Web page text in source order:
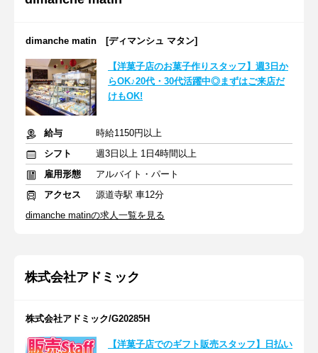
dimanche matin [ディマンシュ マタン]
【洋菓子店のお菓子作りスタッフ】週3日か
らOK♪20代・30代活躍中◎まずはご来店だ
けもOK!
給与
時給1150円以上
シフト
週3日以上 1日4時間以上
雇用形態
アルバイト・パート
アクセス
源道寺駅 車12分
dimanche matinの求人一覧を見る
株式会社アドミック
株式会社アドミック/G20285H
【洋菓子店でのギフト販売スタッフ】日払い